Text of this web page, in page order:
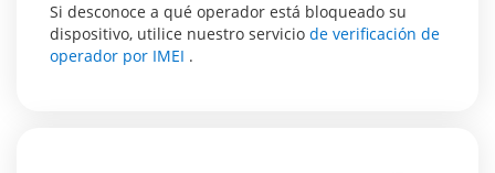
Si desconoce a qué operador está bloqueado su
dispositivo, utilice nuestro servicio de verificación de
operador por IMEI .